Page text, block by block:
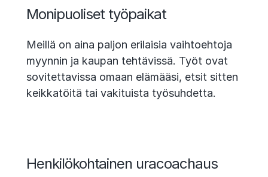
Monipuoliset työpaikat
Meillä on aina paljon erilaisia vaihtoehtoja
myynnin ja kaupan tehtävissä. Työt ovat
sovitettavissa omaan elämääsi, etsit sitten
keikkatöitä tai vakituista työsuhdetta.
Henkilökohtainen uracoachaus